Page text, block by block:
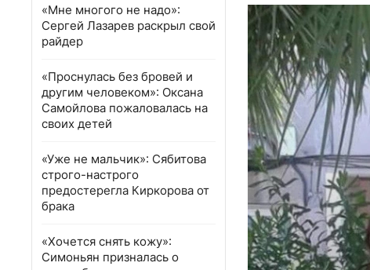
«Мне многого не надо»:
Сергей Лазарев раскрыл свой
райдер
«Проснулась без бровей и
другим человеком»: Оксана
Самойлова пожаловалась на
своих детей
«Уже не мальчик»: Сябитова
строго-настрого
предостерегла Киркорова от
брака
«Хочется снять кожу»:
Симоньян призналась о